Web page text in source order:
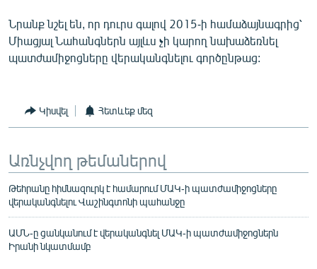
Նրանք նշել են, որ դուրս գալով 2015-ի համաձայնագրից՝
Միացյալ Նահանգներն այլևս չի կարող նախաձեռնել
պատժամիջոցները վերականգնելու գործընթաց:
Կիսվել Հետևեք մեզ
Առնչվող թեմաներով
Թեհրանը հիմնազուրկ է համարում ՄԱԿ-ի պատժամիջոցները
վերականգնելու Վաշինգտոնի պահանջը
ԱՄՆ-ը ցանկանում է վերականգնել ՄԱԿ-ի պատժամիջոցներն
Իրանի նկատմամբ